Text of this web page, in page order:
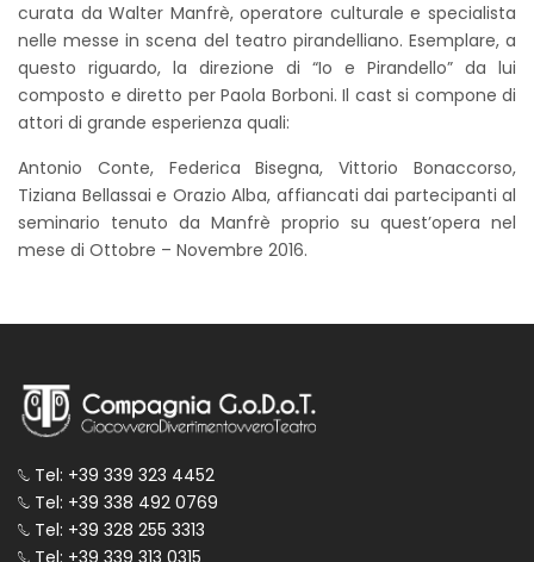
curata da Walter Manfrè, operatore culturale e specialista
nelle messe in scena del teatro pirandelliano. Esemplare, a
questo riguardo, la direzione di “Io e Pirandello” da lui
composto e diretto per Paola Borboni. Il cast si compone di
attori di grande esperienza quali:
Antonio Conte, Federica Bisegna, Vittorio Bonaccorso,
Tiziana Bellassai e Orazio Alba, affiancati dai partecipanti al
seminario tenuto da Manfrè proprio su quest’opera nel
mese di Ottobre – Novembre 2016.
Tel: +39 339 323 4452
Tel: +39 338 492 0769
Tel: +39 328 255 3313
Tel: +39 339 313 0315